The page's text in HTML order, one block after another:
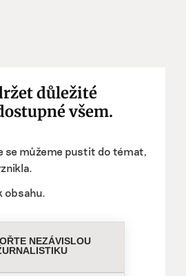
důležité
všem.
se můžeme pustit do témat,
obsahu.